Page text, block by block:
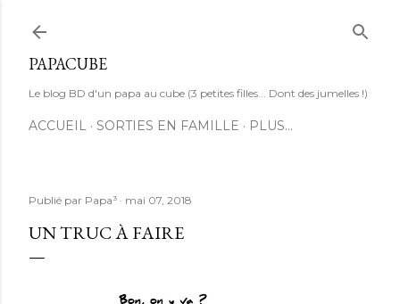
PAPACUBE
Le blog BD d'un papa au cube (3 petites filles... Dont des jumelles !)
ACCUEIL SORTIES EN FAMILLE PLUS…
Publié par Papa³ mai 07, 2018
UN TRUC À FAIRE